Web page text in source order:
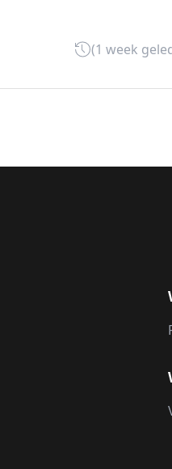
(1 week